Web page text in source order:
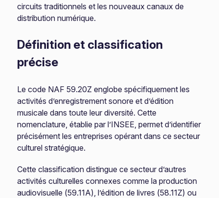
circuits traditionnels et les nouveaux canaux de
distribution numérique.
Définition et classification
précise
Le code NAF 59.20Z englobe spécifiquement les
activités d’enregistrement sonore et d’édition
musicale dans toute leur diversité. Cette
nomenclature, établie par l’INSEE, permet d’identifier
précisément les entreprises opérant dans ce secteur
culturel stratégique.
Cette classification distingue ce secteur d’autres
activités culturelles connexes comme la production
audiovisuelle (59.11A), l’édition de livres (58.11Z) ou